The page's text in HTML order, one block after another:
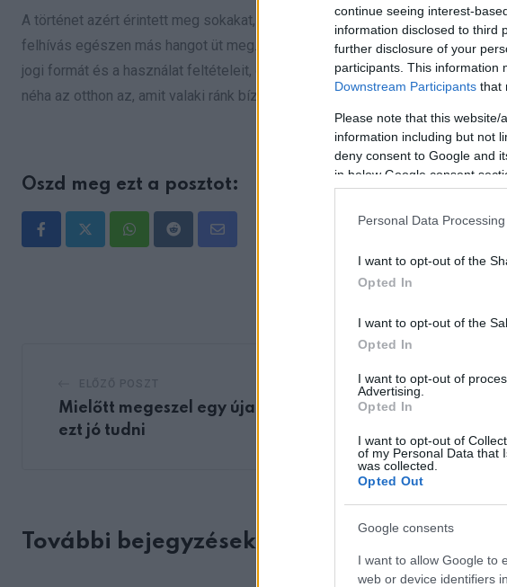
continue seeing interest-
information disclosed to third
further disclosure of your
participants. This information
Downstream Participants that
Please note that this
information including but not
deny consent to Google and
in below Google consent
Personal Data
I want to opt-out of the
Opted In
I want to opt-out of the
Opted In
I want to opt-out of
Advertising.
Opted In
I want to opt-out of
of my Personal Data that
was collected.
Opted Out
Google consents
I want to allow Google to
web or device identifiers
A történet azért érintett meg sokakat, mert ma, amikor a lakhatás, az
felhívás egészen más hangot üt meg. Persze egy ilyen megállapodásnál
jogi formát és a használat feltételeit, de a történet üzenete így is erős: az
néha az otthon az, amit valaki ránk bíz, mert hiszi, hogy vigyázni fogunk rá.
Oszd meg ezt a posztot:
WhatsappRedditShare
Mielőtt megeszel egy újabb avokádót,
ezt jó tudni
További bejegyzések